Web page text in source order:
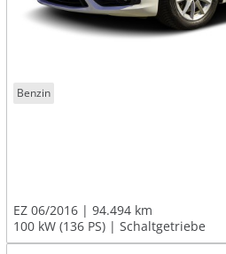
Benzin
EZ 06/2016
94.494 km
100 kW (136 PS)
Schaltgetriebe